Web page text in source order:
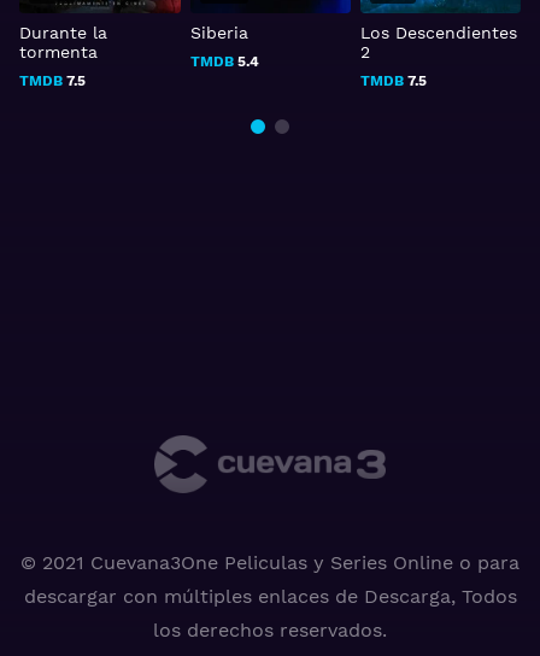
Siberia
TMDB5.4
Los Descendientes
Corazón de un
corredor
TMDB6.6
© 2021 Cuevana3One Peliculas y Series Online o para
descargar con múltiples enlaces de Descarga, Todos
los derechos reservados.